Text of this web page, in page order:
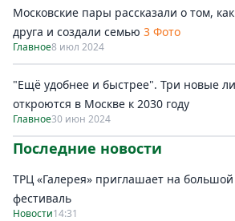
Московские пары рассказали о том,
друга и создали семью 3 Фото
Главное8 июл 2024
"Ещё удобнее и быстрее". Три новые
откроются в Москве к 2030 году
Главное30 июн 2024
Последние новости
ТРЦ «Галерея» приглашает на
фестиваль
Новости14:31